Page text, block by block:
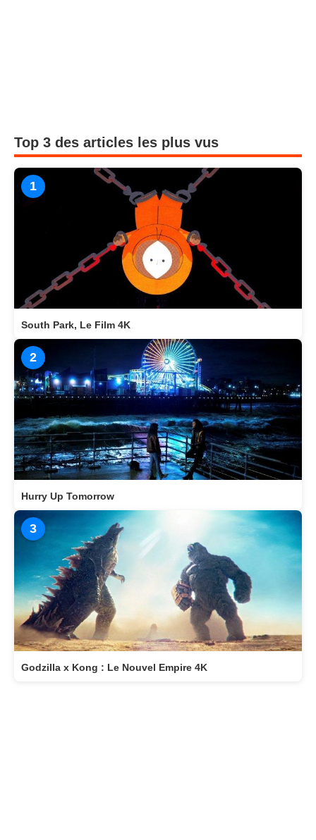
Top 3 des articles les plus vus
1
South Park, Le Film 4K
2
Hurry Up Tomorrow
3
Godzilla x Kong : Le Nouvel Empire 4K